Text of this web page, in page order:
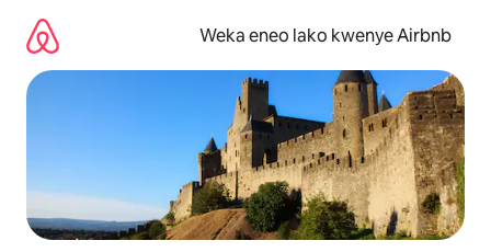
kwenda
kwenye
maudhui
Weka eneo lako kwenye Airbnb